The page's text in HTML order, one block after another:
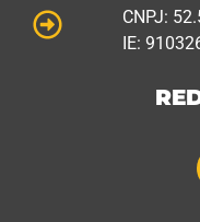
CNPJ:
IE: